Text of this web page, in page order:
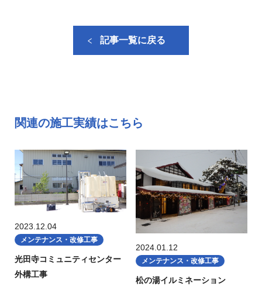
記事一覧に戻る
関連の施工実績はこちら
2023.12.04
メンテナンス・改修工事
光田寺コミュニティセンター
外構工事
2024.01.12
メンテナンス・改修工事
松の湯イルミネーション